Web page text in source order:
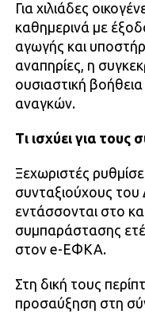
Για χιλιάδες
καθημερινά με
αγωγής και
αναπηρίες, η
ουσιαστική
αναγκών.
Τι ισχύει για τους
Ξεχωριστές
συνταξιούχους του
εντάσσονται στο
συμπαράστασης
στον e-ΕΦΚΑ.
Στη δική τους
προσαύξηση στη